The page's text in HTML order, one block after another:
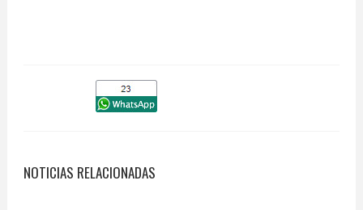
NOTICIAS RELACIONADAS